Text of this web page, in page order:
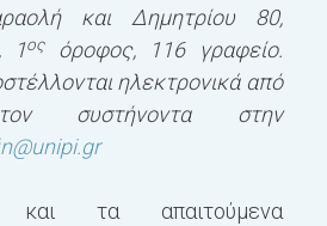
και Δημητρίου 80,
1οςόροφος, 116 γραφείο.
ηλεκτρονικά από
συστήνοντα στην
και τα απαιτούμενα